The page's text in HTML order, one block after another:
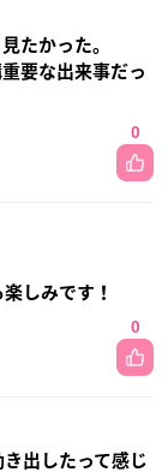
たかった。
要な出来事だっ
0
しみです！
0
出したって感じ